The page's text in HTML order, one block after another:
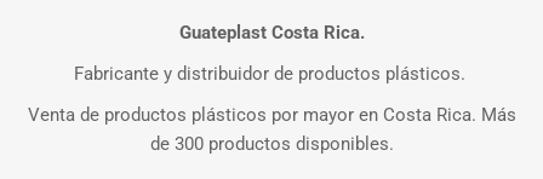
Guateplast Costa Rica.
Fabricante y distribuidor de productos plásticos.
Venta de productos plásticos por mayor en Costa Rica. Más
de 300 productos disponibles.